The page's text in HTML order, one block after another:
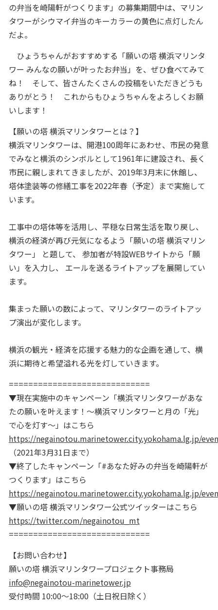
の弁当を崎陽軒がつくります」の募集期間中は、マリン
タワーがシウマイ弁当のキーカラーの黄色に点灯したん
だよ。
ひょうちゃんがおすすめする「願いの塔 横浜マリンタ
ワー みんなの願いが叶ったお弁当」を、ぜひ食べてみて
ね！ そして、皆さんたくさんの投稿をいただきどうも
ありがとう！ これからもひょうちゃんをよろしくお願
いします！
【願いの塔 横浜マリンタワーとは？】
横浜マリンタワーは、開港100周年にあわせ、市民の発意
でみなと横浜のシンボルとして1961年に建設され、長く
市民に親しまれてきましたが、2019年3月末に休館し、
塔体塗装等の修繕工事を2022年春（予定）まで実施して
います。
工事中の塔体等を活用し、平穏な日常生活を取り戻し、
横浜の経済が再び元気になるよう「願いの塔 横浜マリン
タワー」 と題して、 参加者が特設WEBサイトから「願
い」を入力し、 エールを送るライトアップを展開してい
ます。
集まった願いの数によって、マリンタワーのライトアッ
プ演出が変化します。
横浜の観光・経済を応援する魅力的な企画を通して、横
浜に期待と希望溢れる光を灯していきます。
=============================
▼現在実施中のキャンペーン「横浜マリンタワーがあな
たの願いを叶えます！～横浜マリンタワーと月の「光」
で心を灯す～」はこちら
https://negainotou.marinetower.city.yokohama.lg.jp/
（2021年3月31日まで）
▼終了したキャンペーン「#あなた好みの弁当を崎陽軒が
つくります」はこちら
https://negainotou.marinetower.city.yokohama.lg.jp/
▼願いの塔 横浜マリンタワー公式ツイッターはこちら
https://twitter.com/negainotou_mt
=============================
【お問い合わせ】
願いの塔 横浜マリンタワープロジェクト事務局
info@negainotou-marinetower.jp
受付時間 10:00～18:00（土日祝日除く）